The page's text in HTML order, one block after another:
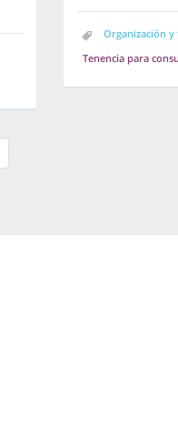
Organización
Tenencia para